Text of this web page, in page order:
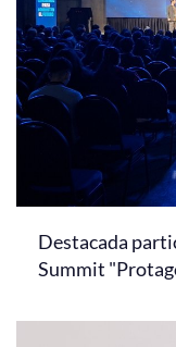
Destacada
Summit